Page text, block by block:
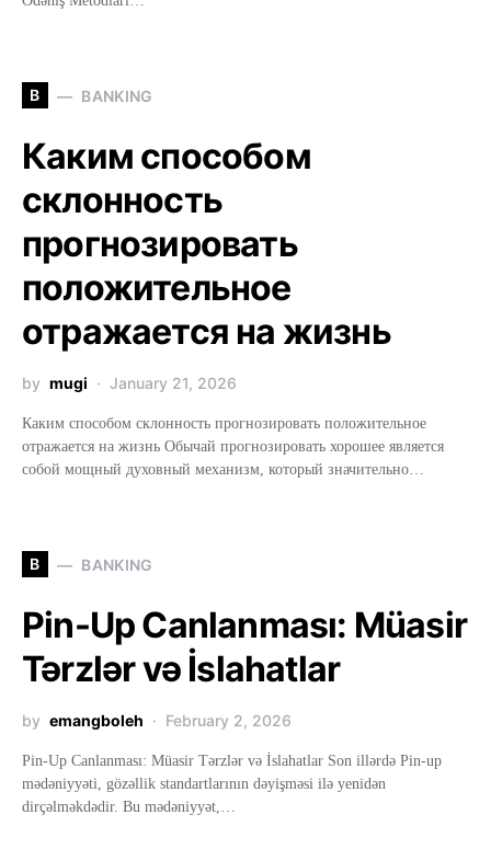
B BANKING
Каким способом
склонность
прогнозировать
положительное
отражается на жизнь
by mugi January 21, 2026
Каким способом склонность прогнозировать положительное
отражается на жизнь Обычай прогнозировать хорошее является
собой мощный духовный механизм, который значительно…
B BANKING
Pin-Up Canlanması: Müasir
Tərzlər və İslahatlar
by emangboleh February 2, 2026
Pin-Up Canlanması: Müasir Tərzlər və İslahatlar Son illərdə Pin-up
mədəniyyəti, gözəllik standartlarının dəyişməsi ilə yenidən
dirçəlməkdədir. Bu mədəniyyət,…